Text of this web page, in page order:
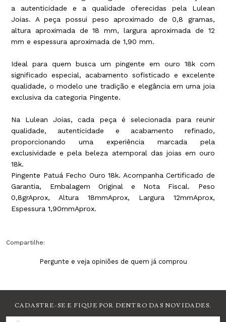
a autenticidade e a qualidade oferecidas pela Lulean
Joias. A peça possui peso aproximado de 0,8 gramas,
altura aproximada de 18 mm, largura aproximada de 12
mm e espessura aproximada de 1,90 mm.
Ideal para quem busca um pingente em ouro 18k com
significado especial, acabamento sofisticado e excelente
qualidade, o modelo une tradição e elegância em uma joia
exclusiva da categoria Pingente.
Na Lulean Joias, cada peça é selecionada para reunir
qualidade, autenticidade e acabamento refinado,
proporcionando uma experiência marcada pela
exclusividade e pela beleza atemporal das joias em ouro
18k.
Pingente Patuá Fecho Ouro 18k. Acompanha Certificado de
Garantia, Embalagem Original e Nota Fiscal. Peso
0,8grAprox, Altura 18mmAprox, Largura 12mmAprox,
Espessura 1,90mmAprox.
Compartilhe:
Pergunte e veja opiniões de quem já comprou
CADASTRE-SE E FIQUE POR DENTRO DAS NOVIDADES.